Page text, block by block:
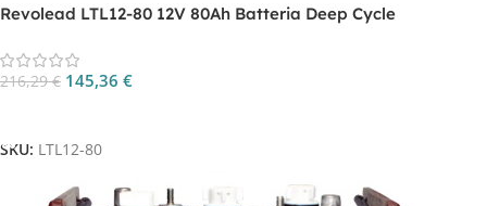
Revolead LTL12-80 12V 80Ah Batteria Deep Cycle
216,29€ 145,36 €
SKU: LTL12-80